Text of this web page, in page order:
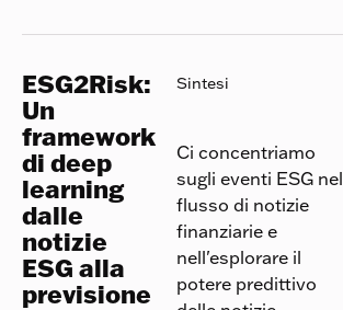
ESG2Risk:
Un
framework
di deep
learning
dalle
notizie
ESG alla
previsione
Sintesi
Ci concentriamo
sugli eventi ESG nel
flusso di notizie
finanziarie e
nell'esplorare il
potere predittivo